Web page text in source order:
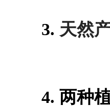
3. 天然
4. 两种